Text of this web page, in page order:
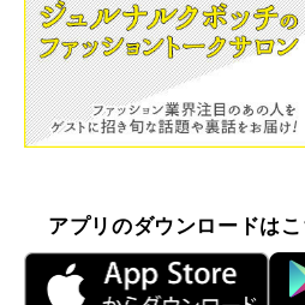
アプリのダウンロードは